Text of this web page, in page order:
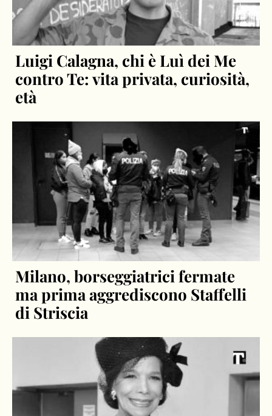
Luigi Calagna, chi è Luì dei Me
contro Te: vita privata, curiosità,
età
Milano, borseggiatrici fermate
ma prima aggrediscono Staffelli
di Striscia